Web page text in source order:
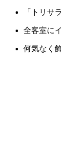
「トリサ
全客室に
何気なく